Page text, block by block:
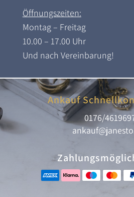
Öffnungszeiten:
Montag – Freitag
10.00 – 17.00 Uhr
Und nach Vereinbarung!
Ankauf
0176/